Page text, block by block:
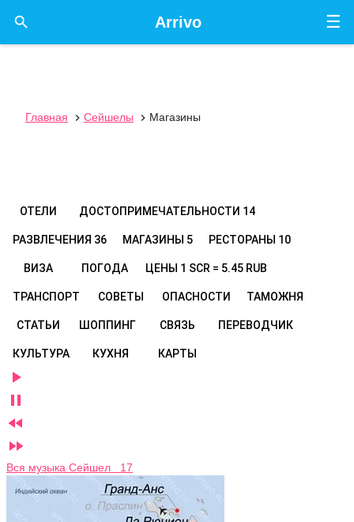
☰
Arrivo

Главная  Сейшелы  Магазины
ОТЕЛИ ДОСТОПРИМЕЧАТЕЛЬНОСТИ 14
РАЗВЛЕЧЕНИЯ 36 МАГАЗИНЫ 5 РЕСТОРАНЫ 10
ВИЗА ПОГОДА ЦЕНЫ 1 SCR = 5.45 RUB
ТРАНСПОРТ СОВЕТЫ ОПАСНОСТИ ТАМОЖНЯ
СТАТЬИ ШОППИНГ СВЯЗЬ ПЕРЕВОДЧИК
КУЛЬТУРА КУХНЯ КАРТЫ




Вся музыка Сейшел 17